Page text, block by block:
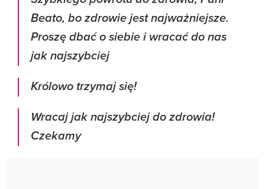
Beato, bo zdrowie jest najważniejsze.
Proszę dbać o siebie i wracać do nas
jak najszybciej
Królowo trzymaj się!
Wracaj jak najszybciej do zdrowia!
Czekamy